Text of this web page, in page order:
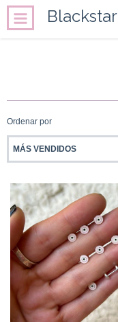
Blackstar
Ordenar por